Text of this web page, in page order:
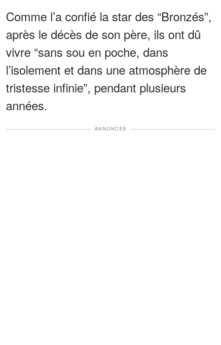
Comme l’a confié la star des “Bronzés”,
après le décès de son père, ils ont dû
vivre “sans sou en poche, dans
l’isolement et dans une atmosphère de
tristesse infinie”, pendant plusieurs
années.
ANNONCES